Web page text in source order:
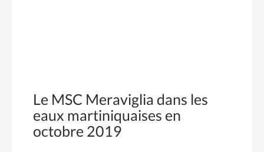
Le MSC Meraviglia dans les
eaux martiniquaises en
octobre 2019